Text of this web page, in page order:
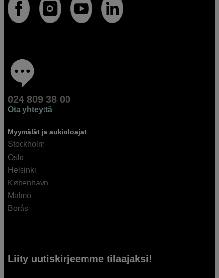
024 809 38 00
Ota yhteyttä
Myymälät ja aukioloajat
Stockholm
Oslo
Helsinki
København
Malmö
Borås
Liity uutiskirjeemme tilaajaksi!